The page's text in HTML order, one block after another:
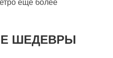
еще более
ШЕДЕВРЫ